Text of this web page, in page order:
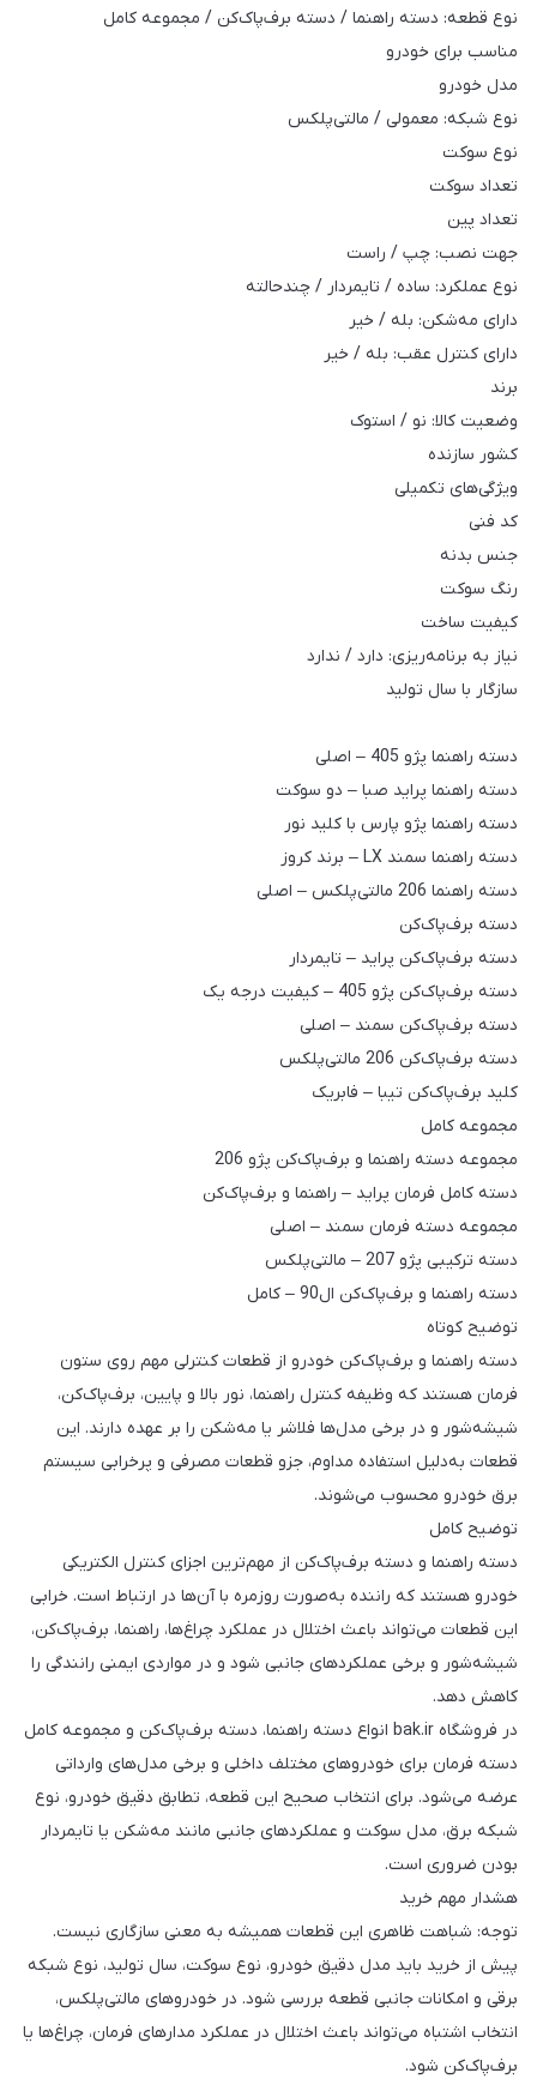
نوع قطعه: دسته راهنما / دسته برف‌پاک‌کن / مجموعه کامل
مناسب برای خودرو
مدل خودرو
نوع شبکه: معمولی / مالتی‌پلکس
نوع سوکت
تعداد سوکت
تعداد پین
جهت نصب: چپ / راست
نوع عملکرد: ساده / تایمردار / چندحالته
دارای مه‌شکن: بله / خیر
دارای کنترل عقب: بله / خیر
برند
وضعیت کالا: نو / استوک
کشور سازنده
ویژگی‌های تکمیلی
کد فنی
جنس بدنه
رنگ سوکت
کیفیت ساخت
نیاز به برنامه‌ریزی: دارد / ندارد
سازگار با سال تولید
دسته راهنما پژو 405 – اصلی
دسته راهنما پراید صبا – دو سوکت
دسته راهنما پژو پارس با کلید نور
دسته راهنما سمند LX – برند کروز
دسته راهنما 206 مالتی‌پلکس – اصلی
دسته برف‌پاک‌کن
دسته برف‌پاک‌کن پراید – تایمردار
دسته برف‌پاک‌کن پژو 405 – کیفیت درجه یک
دسته برف‌پاک‌کن سمند – اصلی
دسته برف‌پاک‌کن 206 مالتی‌پلکس
کلید برف‌پاک‌کن تیبا – فابریک
مجموعه کامل
مجموعه دسته راهنما و برف‌پاک‌کن پژو 206
دسته کامل فرمان پراید – راهنما و برف‌پاک‌کن
مجموعه دسته فرمان سمند – اصلی
دسته ترکیبی پژو 207 – مالتی‌پلکس
دسته راهنما و برف‌پاک‌کن ال90 – کامل
توضیح کوتاه
دسته راهنما و برف‌پاک‌کن خودرو از قطعات کنترلی مهم روی ستون
فرمان هستند که وظیفه کنترل راهنما، نور بالا و پایین، برف‌پاک‌کن،
شیشه‌شور و در برخی مدل‌ها فلاشر یا مه‌شکن را بر عهده دارند. این
قطعات به‌دلیل استفاده مداوم، جزو قطعات مصرفی و پرخرابی سیستم
برق خودرو محسوب می‌شوند.
توضیح کامل
دسته راهنما و دسته برف‌پاک‌کن از مهم‌ترین اجزای کنترل الکتریکی
خودرو هستند که راننده به‌صورت روزمره با آن‌ها در ارتباط است. خرابی
این قطعات می‌تواند باعث اختلال در عملکرد چراغ‌ها، راهنما، برف‌پاک‌کن،
شیشه‌شور و برخی عملکردهای جانبی شود و در مواردی ایمنی رانندگی را
کاهش دهد.
در فروشگاه bak.ir انواع دسته راهنما، دسته برف‌پاک‌کن و مجموعه کامل
دسته فرمان برای خودروهای مختلف داخلی و برخی مدل‌های وارداتی
عرضه می‌شود. برای انتخاب صحیح این قطعه، تطابق دقیق خودرو، نوع
شبکه برق، مدل سوکت و عملکردهای جانبی مانند مه‌شکن یا تایمردار
بودن ضروری است.
هشدار مهم خرید
توجه: شباهت ظاهری این قطعات همیشه به معنی سازگاری نیست.
پیش از خرید باید مدل دقیق خودرو، نوع سوکت، سال تولید، نوع شبکه
برقی و امکانات جانبی قطعه بررسی شود. در خودروهای مالتی‌پلکس،
انتخاب اشتباه می‌تواند باعث اختلال در عملکرد مدارهای فرمان، چراغ‌ها یا
برف‌پاک‌کن شود.